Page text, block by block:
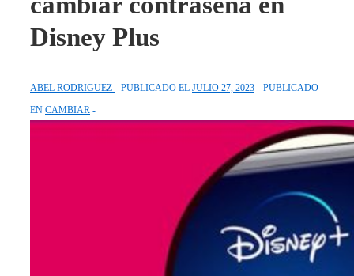
Disney Plus
ABEL RODRIGUEZ PUBLICADO EL JULIO 27, 2023
PUBLICADO
EN CAMBIAR